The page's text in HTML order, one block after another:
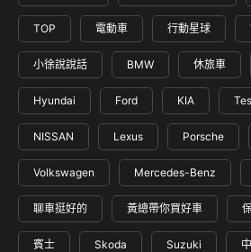
TOP 電動車 行動星球
小徐說說話 BMW 休旅車
Hyundai Ford KIA
NISSAN Lexus Porsche
Volkswagen Mercedes-Benz
聊車挺好的 黃總帶你買好車
賓士 Skoda Suzuki